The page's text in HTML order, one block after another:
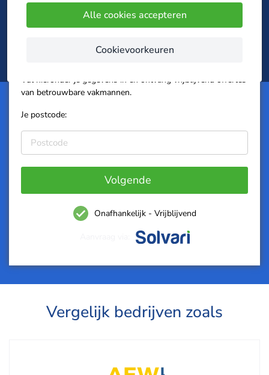
Alle cookies accepteren
Cookievoorkeuren
1
Omschrijving
Makkelijk en snel vergelijken!
Vul hieronder je gegevens in en ontvang vrijblijvend offertes
van betrouwbare vakmannen.
Je postcode:
Volgende
Onafhankelijk - Vrijblijvend
Vergelijk bedrijven zoals